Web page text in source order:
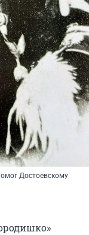
Достоевскому